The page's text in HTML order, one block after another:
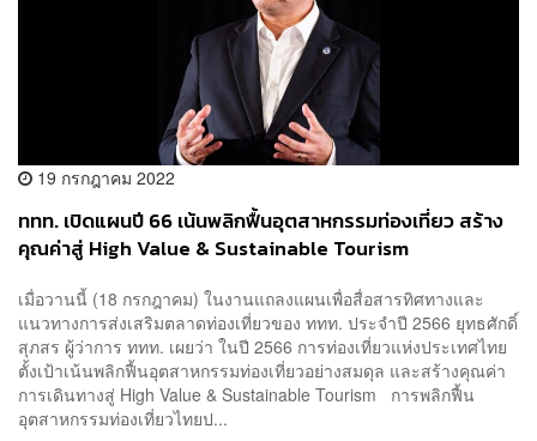
19 กรกฎาคม 2022
ททท. เปิดแผนปี 66 เน้นพลิกฟื้นอุตสาหกรรมท่องเที่ยว สร้าง
คุณค่าสู่ High Value & Sustainable Tourism
เมื่อวานนี้ (18 กรกฎาคม) ในงานแถลงแผนเพื่อสื่อสารทิศทางและ
แนวทางการส่งเสริมตลาดท่องเที่ยวของ ททท. ประจำปี 2566 ยุทธศักดิ์
สุภสร ผู้ว่าการ ททท. เผยว่า ในปี 2566 การท่องเที่ยวแห่งประเทศไทย
ตั้งเป้าเน้นพลิกฟื้นอุตสาหกรรมท่องเที่ยวอย่างสมดุล และสร้างคุณค่า
การเดินทางสู่ High Value & Sustainable Tourism การพลิกฟื้น
อุตสาหกรรมท่องเที่ยวไทยป...